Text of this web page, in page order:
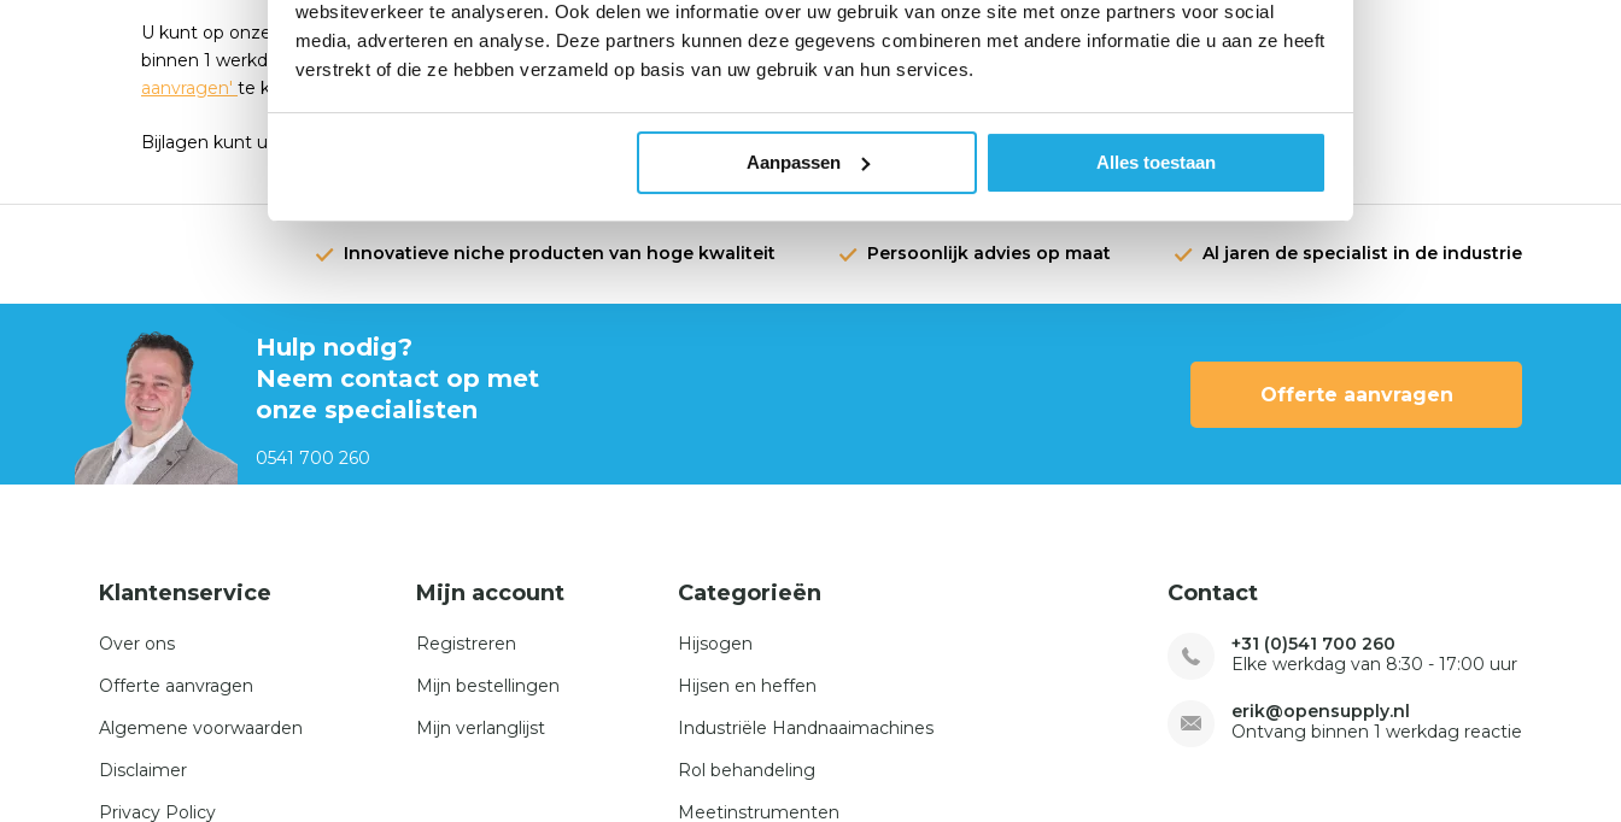
websiteverkeer te analyseren. Ook delen we informatie over uw gebruik van onze site met onze partners voor social
media, adverteren en analyse. Deze partners kunnen deze gegevens combineren met andere informatie die u aan ze heeft
verstrekt of die ze hebben verzameld op basis van uw gebruik van hun services.
Aanpassen Alles toestaan
U kunt op onze webshop eenvoudig een offerte aanvragen. U ontvangt van ons
binnen 1 werkdag een passende reactie. Vul het formulier in door op de knop
'offerte
aanvragen' te klikken.
Bijlagen kunt u seperaat mailen
Innovatieve niche producten van hoge kwaliteit Persoonlijk advies op maat Al jaren de specialist in de industrie
Hulp nodig?
Neem contact op met
onze specialisten
0541 700 260
Offerte aanvragen
Klantenservice
Over ons
Offerte aanvragen
Algemene voorwaarden
Disclaimer
Privacy Policy
Mijn account
Registreren
Mijn bestellingen
Mijn verlanglijst
Categorieën
Hijsogen
Hijsen en heffen
Industriële Handnaaimachines
Rol behandeling
Meetinstrumenten
Contact
+31 (0)541 700 260
Elke werkdag van 8:30 - 17:00 uur
erik@opensupply.nl
Ontvang binnen 1 werkdag reactie